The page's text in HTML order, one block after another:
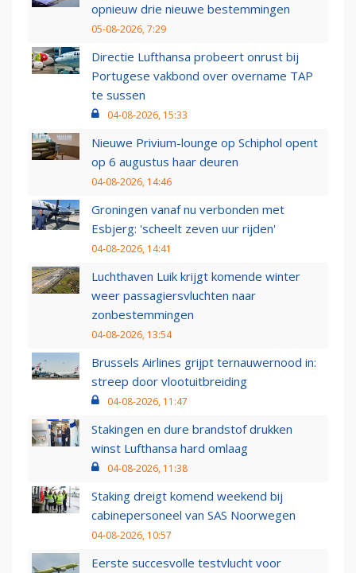
opnieuw drie nieuwe bestemmingen
05-08-2026, 7:29
Directie Lufthansa probeert onrust bij
Portugese vakbond over overname TAP
te sussen
04-08-2026, 15:33
Nieuwe Privium-lounge op Schiphol opent
op 6 augustus haar deuren
04-08-2026, 14:46
Groningen vanaf nu verbonden met
Esbjerg: 'scheelt zeven uur rijden'
04-08-2026, 14:41
Luchthaven Luik krijgt komende winter
weer passagiersvluchten naar
zonbestemmingen
04-08-2026, 13:54
Brussels Airlines grijpt ternauwernood in:
streep door vlootuitbreiding
04-08-2026, 11:47
Stakingen en dure brandstof drukken
winst Lufthansa hard omlaag
04-08-2026, 11:38
Staking dreigt komend weekend bij
cabinepersoneel van SAS Noorwegen
04-08-2026, 10:57
Eerste succesvolle testvlucht voor